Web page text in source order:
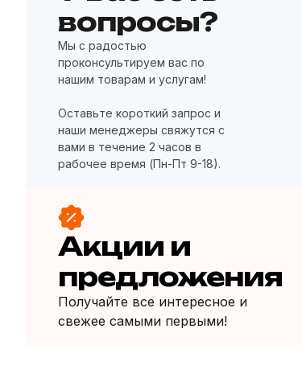
вопросы?
Мы с радостью
проконсультируем вас по
нашим товарам и услугам!
Оставьте короткий запрос и
наши менеджеры свяжутся с
вами в течение 2 часов в
рабочее время (Пн-Пт 9-18).
Акции и
предложения
Получайте все интересное и
свежее самыми первыми!